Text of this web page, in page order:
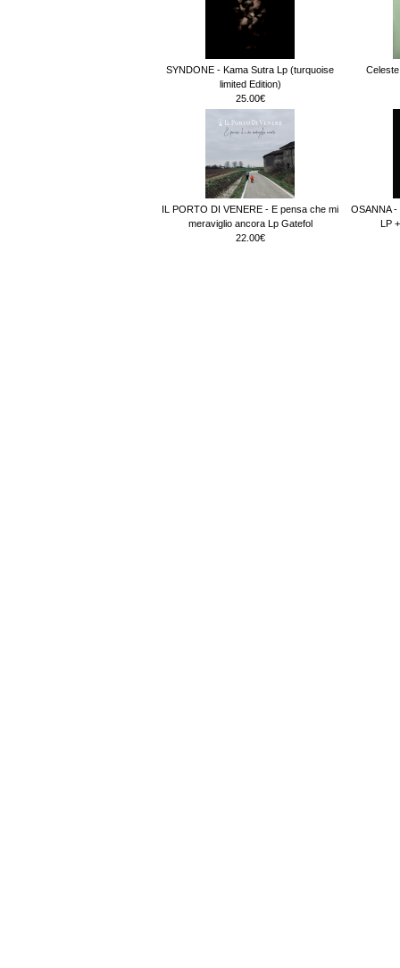
SYNDONE - Kama Sutra Lp (turquoise
limited Edition)
25.00€
IL PORTO DI VENERE - E pensa che mi
meraviglio ancora Lp Gatefol
22.00€
OSANNA -
LP